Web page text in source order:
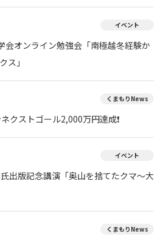
イベント
会オンライン勉強会「南極越冬経験か
ス」
くまもりNews
クストゴール2,000万円達成❗
イベント
出版記念講演「奥山を捨てたクマ～大
くまもりNews